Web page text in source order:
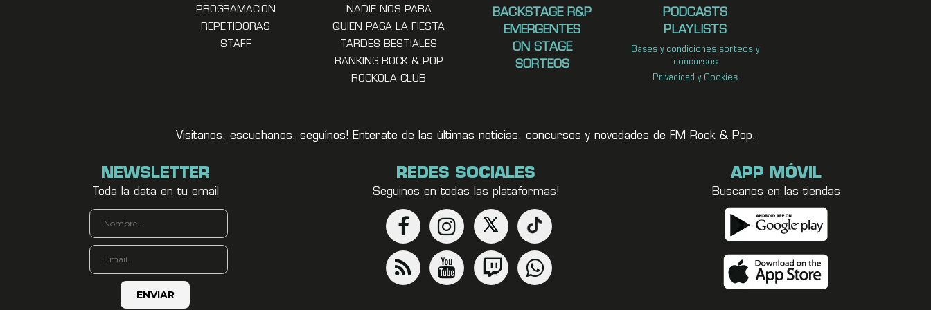
PROGRAMACION
REPETIDORAS
STAFF
NADIE NOS PARA
QUIEN PAGA LA FIESTA
TARDES BESTIALES
RANKING ROCK & POP
ROCKOLA CLUB
BACKSTAGE R&P
EMERGENTES
ON STAGE
SORTEOS
PODCASTS
PLAYLISTS
Bases y condiciones sorteos y
concursos
Privacidad y Cookies
Visitanos, escuchanos, seguínos! Enterate de las últimas noticias, concursos y novedades de FM Rock & Pop.
NEWSLETTER
Toda la data en tu email
REDES SOCIALES
Seguinos en todas las plataformas!
APP MÓVIL
Buscanos en las tiendas